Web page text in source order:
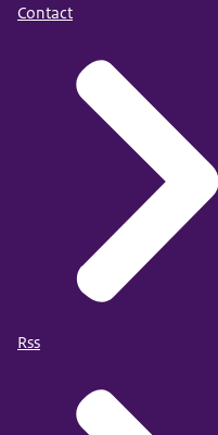
Contact
Rss